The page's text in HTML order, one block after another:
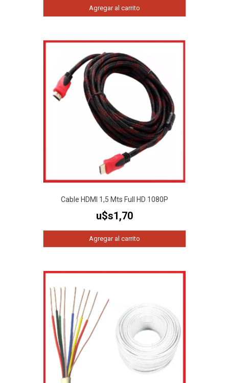
Agregar al carrito
Cable HDMI 1,5 Mts Full HD 1080P
u$s1,70
Agregar al carrito